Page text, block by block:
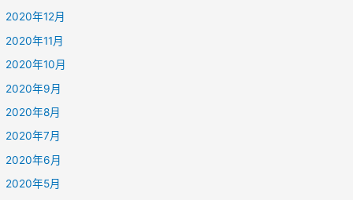
2020年12月
2020年11月
2020年10月
2020年9月
2020年8月
2020年7月
2020年6月
2020年5月